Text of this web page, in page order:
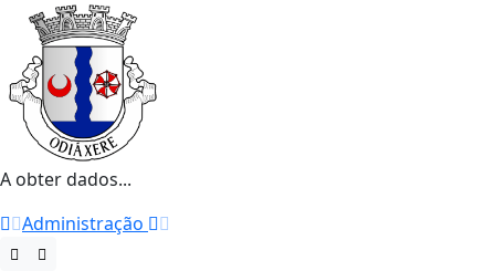
A obter dados...
Administração